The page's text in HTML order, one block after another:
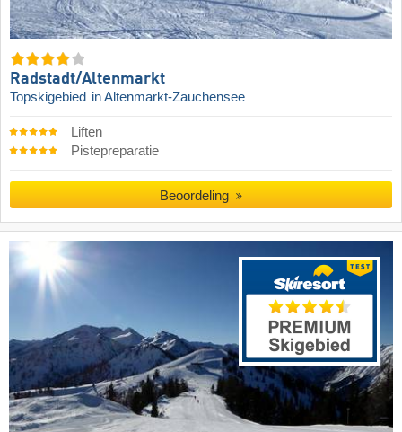
Radstadt/​Altenmarkt
Topskigebied in Altenmarkt-Zauchensee
Liften
Pistepreparatie
Beoordeling